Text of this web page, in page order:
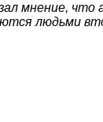
мнение,
людьми